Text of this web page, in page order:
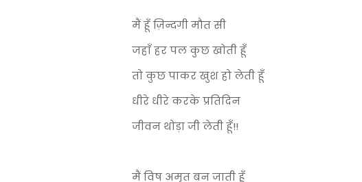
मैं हूँ ज़िन्दगी मौत सी
जहाँ हर पल कुछ खोती हूँ
तो कुछ पाकर खुश हो लेती हूँ
धीरे धीरे करके प्रतिदिन
जीवन थोड़ा जी लेती हूँ!!
मैं विष अमृत बन जाती हूँ